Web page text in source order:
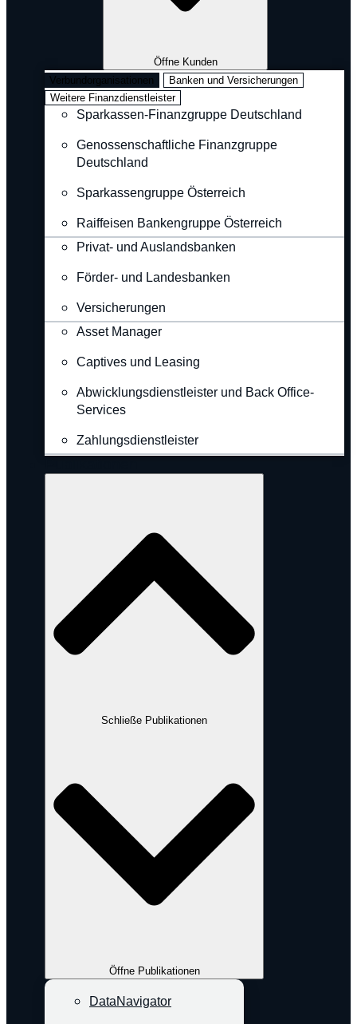
Öffne Kunden
Verbundorganisationen
Banken und Versicherungen
Weitere Finanzdienstleister
Sparkassen-Finanzgruppe Deutschland
Genossenschaftliche Finanzgruppe
Deutschland
Sparkassengruppe Österreich
Raiffeisen Bankengruppe Österreich
Privat- und Auslandsbanken
Förder- und Landesbanken
Versicherungen
Asset Manager
Captives und Leasing
Abwicklungsdienstleister und Back Office-
Services
Zahlungsdienstleister
Schließe Publikationen
Öffne Publikationen
DataNavigator